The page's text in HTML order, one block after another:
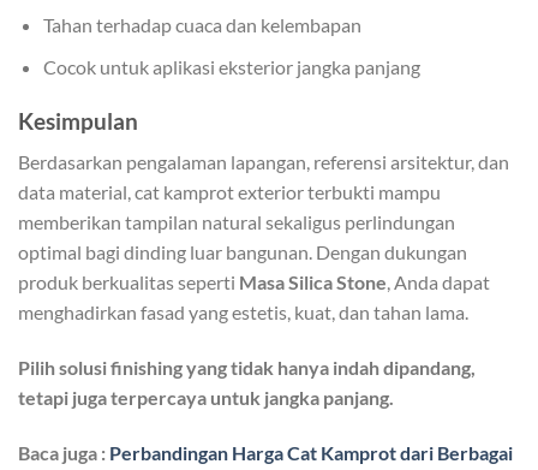
Tahan terhadap cuaca dan kelembapan
Cocok untuk aplikasi eksterior jangka panjang
Kesimpulan
Berdasarkan pengalaman lapangan, referensi arsitektur, dan
data material, cat kamprot exterior terbukti mampu
memberikan tampilan natural sekaligus perlindungan
optimal bagi dinding luar bangunan. Dengan dukungan
produk berkualitas seperti Masa Silica Stone, Anda dapat
menghadirkan fasad yang estetis, kuat, dan tahan lama.
Pilih solusi finishing yang tidak hanya indah dipandang,
tetapi juga terpercaya untuk jangka panjang.
Baca juga : Perbandingan Harga Cat Kamprot dari Berbagai